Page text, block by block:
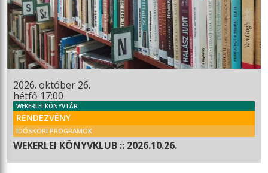
2026. október 26.
hétfő 17:00
WEKERLEI KÖNYVTÁR
RENDEZVÉNY
IDŐSKORI PROGRAMOK
WEKERLEI KÖNYVKLUB :: 2026.10.26.